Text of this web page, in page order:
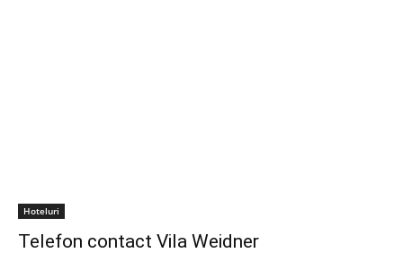
Hoteluri
Telefon contact Vila Weidner